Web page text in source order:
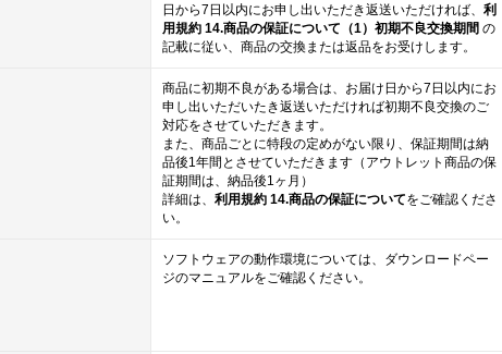
日から7日以内にお申し出いただき返送いただければ、 利
用規約 14.商品の保証について（1）初期不良交換期間 の
記載に従い、商品の交換または返品をお受けします。
商品に初期不良がある場合は、お届け日から7日以内にお
申し出いただいたき返送いただければ初期不良交換のご
対応をさせていただきます。
また、商品ごとに特段の定めがない限り、保証期間は納
品後1年間とさせていただきます（アウトレット商品の保
証期間は、納品後1ヶ月）
詳細は、 利用規約 14.商品の保証についてをご確認くださ
い。
ソフトウェアの動作環境については、ダウンロードペー
ジのマニュアルをご確認ください。